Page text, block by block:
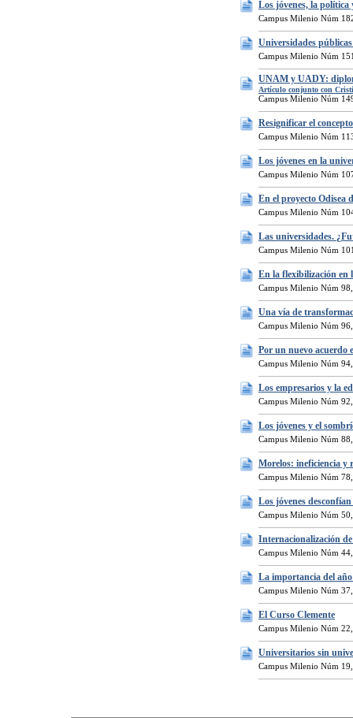
Los jóvenes, la
Campus Milenio Núm
Universidades
Campus Milenio Núm
UNAM y UADY:
Artículo conjunto con
Campus Milenio Núm
Resignificar el
Campus Milenio Núm
Los jóvenes en la
Campus Milenio Núm
En el proyecto Odisea
Campus Milenio Núm
Las universidades.
Campus Milenio Núm
En la flexibilización en
Campus Milenio Núm
Una vía de
Campus Milenio Núm
Por un nuevo acuerdo
Campus Milenio Núm
Los empresarios y la
Campus Milenio Núm
Los jóvenes y el
Campus Milenio Núm
Morelos: ineficiencia y
Campus Milenio Núm
Los jóvenes desconfían
Campus Milenio Núm
Internacionalización
Campus Milenio Núm
La importancia del
Campus Milenio Núm
El Curso Clemente
Campus Milenio Núm
Universitarios sin
Campus Milenio Núm